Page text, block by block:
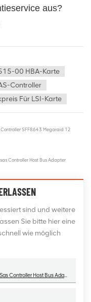
aus?
00 HBA-Karte
Controller
Für LSI-Karte
SFF8643 Megaraid 12
Controller Host Bus Adapter
sind und weitere
Sie bitte hier eine
wie möglich
LSI 9300-4i4e H5-25515-00 HBA-Karte Sff8643 Sas Controller Host Bus Adapter